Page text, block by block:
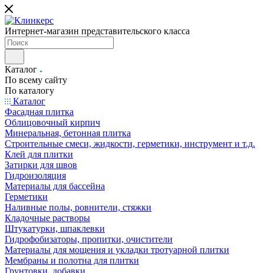
Интернет-магазин представительского класса
Каталог
По всему сайту
По каталогу
Каталог
Фасадная плитка
Облицовочный кирпич
Минеральная, бетонная плитка
Строительные смеси, жидкости, герметики, инструмент и т.д.
Клей для плитки
Затирки для швов
Гидроизоляция
Материалы для бассейна
Герметики
Наливные полы, ровнители, стяжки
Кладочные растворы
Штукатурки, шпаклевки
Гидрофобизаторы, пропитки, очистители
Материалы для мощения и укладки тротуарной плитки
Мембраны и полотна для плитки
Грунтовки, добавки